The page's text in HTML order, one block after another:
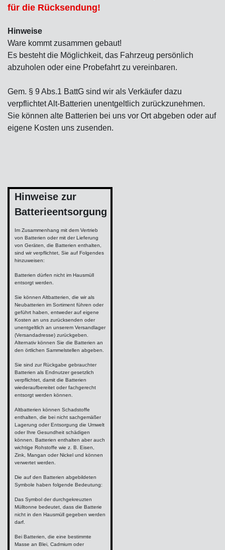
für die Rücksendung!
Hinweise
Ware kommt zusammen gebaut!
Es besteht die Möglichkeit, das Fahrzeug persönlich
abzuholen oder eine Probefahrt zu vereinbaren.
Gem. § 9 Abs.1 BattG sind wir als Verkäufer dazu
verpflichtet Alt-Batterien unentgeltlich zurückzunehmen.
Sie können alte Batterien bei uns vor Ort abgeben oder auf
eigene Kosten uns zusenden.
Hinweise zur
Batterieentsorgung
Im Zusammenhang mit dem Vertrieb
von Batterien oder mit der Lieferung
von Geräten, die Batterien enthalten,
sind wir verpflichtet, Sie auf Folgendes
hinzuweisen:
Batterien dürfen nicht im Hausmüll
entsorgt werden.
Sie können Altbatterien, die wir als
Neubatterien im Sortiment führen oder
geführt haben, entweder auf eigene
Kosten an uns zurücksenden oder
unentgeltlich an unserem Versandlager
(Versandadresse) zurückgeben.
Alternativ können Sie die Batterien an
den örtlichen Sammelstellen abgeben.
Sie sind zur Rückgabe gebrauchter
Batterien als Endnutzer gesetzlich
verpflichtet, damit die Batterien
wiederaufbereitet oder fachgerecht
entsorgt werden können.
Altbatterien können Schadstoffe
enthalten, die bei nicht sachgemäßer
Lagerung oder Entsorgung die Umwelt
oder Ihre Gesundheit schädigen
können. Batterien enthalten aber auch
wichtige Rohstoffe wie z. B. Eisen,
Zink, Mangan oder Nickel und können
verwertet werden.
Die auf den Batterien abgebildeten
Symbole haben folgende Bedeutung:
Das Symbol der durchgekreuzten
Mülltonne bedeutet, dass die Batterie
nicht in den Hausmüll gegeben werden
darf.
Bei Batterien, die eine bestimmte
Masse an Blei, Cadmium oder